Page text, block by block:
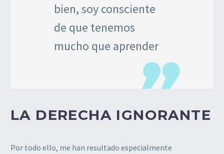
bien, soy consciente
de que tenemos
mucho que aprender
LA DERECHA IGNORANTE
Por todo ello, me han resultado especialmente